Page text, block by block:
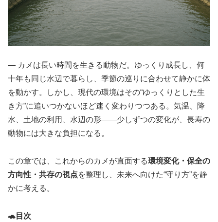
― カメは長い時間を生きる動物だ。ゆっくり成長し、何
十年も同じ水辺で暮らし、季節の巡りに合わせて静かに体
を動かす。しかし、現代の環境はその“ゆっくりとした生
き方”に追いつかないほど速く変わりつつある。気温、降
水、土地の利用、水辺の形――少しずつの変化が、長寿の
動物には大きな負担になる。
この章では、これからのカメが直面する環境変化・保全の
方向性・共存の視点を整理し、未来へ向けた“守り方”を静
かに考える。
🐢目次